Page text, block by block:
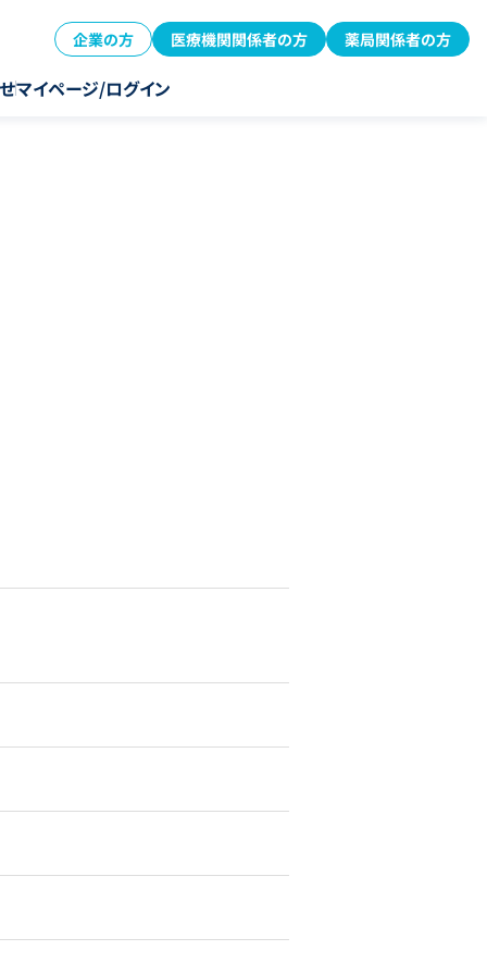
企業の方 医療機関関係者の方 薬局関係者の方
マイページ/ログイン